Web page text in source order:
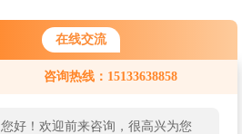
在线交流
咨询热线：15133638858
您好！欢迎前来咨询，很高兴为您